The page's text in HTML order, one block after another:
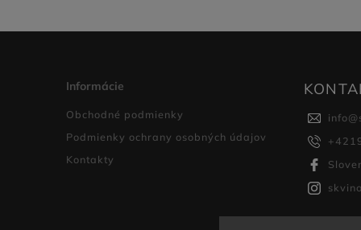
Informácie
Obchodné podmienky
Podmienky ochrany osobných údajov
Kontakty
info@